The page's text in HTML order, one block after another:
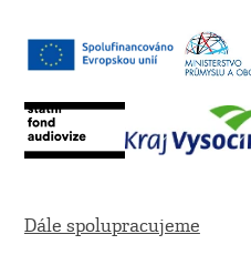
Dále spolupracujeme